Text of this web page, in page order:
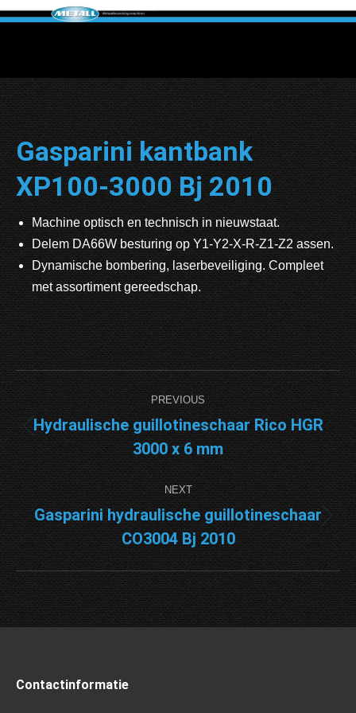
Gasparini kantbank
XP100-3000 Bj 2010
Machine optisch en technisch in nieuwstaat.
Delem DA66W besturing op Y1-Y2-X-R-Z1-Z2 assen.
Dynamische bombering, laserbeveiliging. Compleet
met assortiment gereedschap.
Project
navigation
PREVIOUS
Previous
project:
Hydraulische guillotineschaar Rico HGR
3000 x 6 mm
NEXT
Next
project:
Gasparini hydraulische guillotineschaar
CO3004 Bj 2010
Contactinformatie